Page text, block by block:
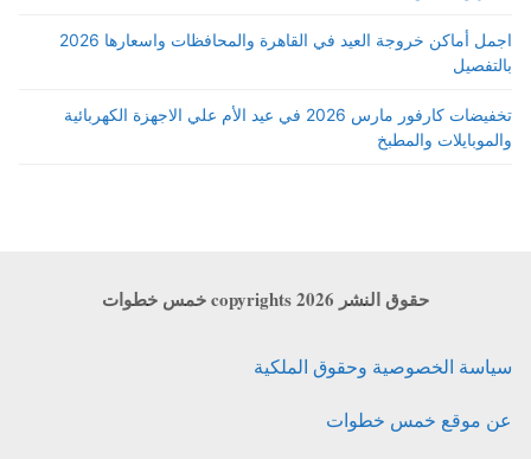
اجمل أماكن خروجة العيد في القاهرة والمحافظات واسعارها 2026
بالتفصيل
تخفيضات كارفور مارس 2026 في عيد الأم علي الاجهزة الكهربائية
والموبايلات والمطبخ
حقوق النشر copyrights 2026 خمس خطوات
سياسة الخصوصية وحقوق الملكية
عن موقع خمس خطوات